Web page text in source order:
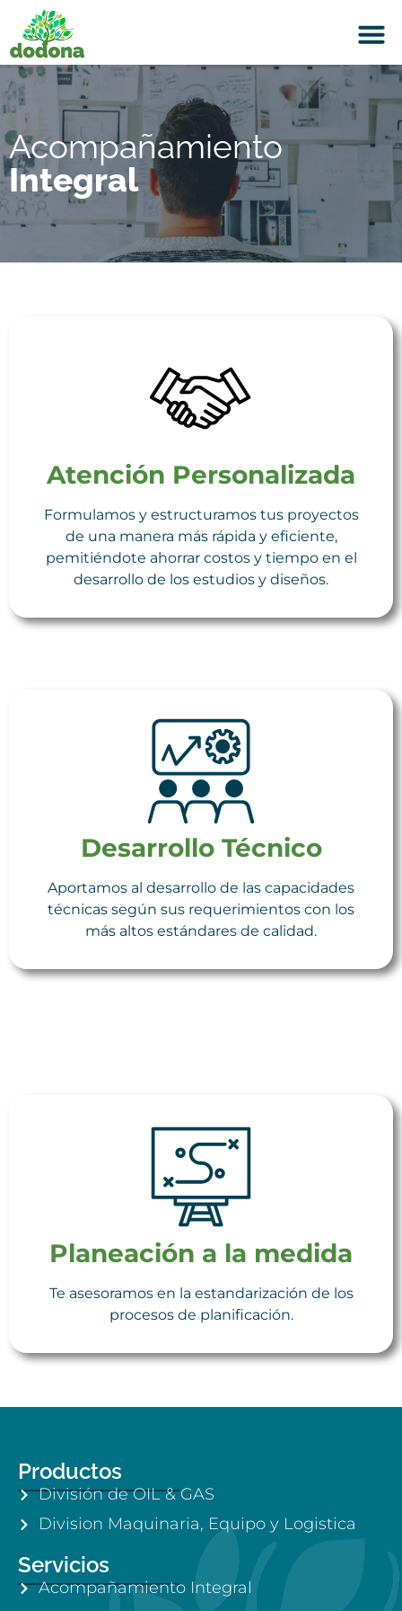
Acompañamiento
Integral
Atención Personalizada
Formulamos y estructuramos tus proyectos
de una manera más rápida y eficiente,
pemitiéndote ahorrar costos y tiempo en el
desarrollo de los estudios y diseños.
Desarrollo Técnico
Aportamos al desarrollo de las capacidades
técnicas según sus requerimientos con los
más altos estándares de calidad.
Planeación a la medida
Te asesoramos en la estandarización de los
procesos de planificación.
Productos
División de OIL & GAS
Division Maquinaria, Equipo y Logistica
Servicios
Acompañamiento Integral